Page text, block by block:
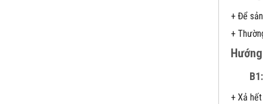
+ Để
+
B1:
+ Xả